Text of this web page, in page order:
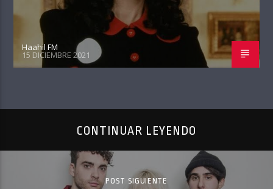
Haahil FM
15 DICIEMBRE 2021
CONTINUAR LEYENDO
POST SIGUIENTE